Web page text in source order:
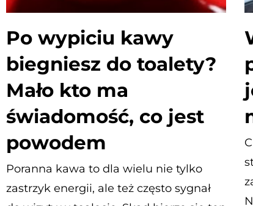
Po wypiciu kawy
biegniesz do toalety?
Mało kto ma
świadomość, co jest
powodem
Poranna kawa to dla wielu nie tylko
zastrzyk energii, ale też często sygnał